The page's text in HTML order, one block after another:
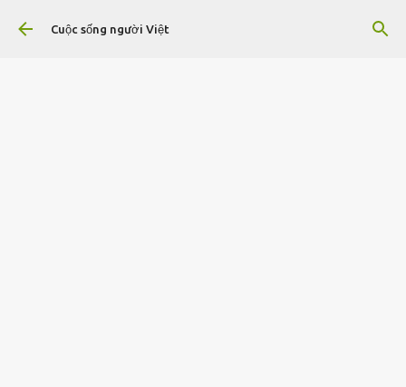
Chuyển đến nội dung chính
Cuộc sống người Việt